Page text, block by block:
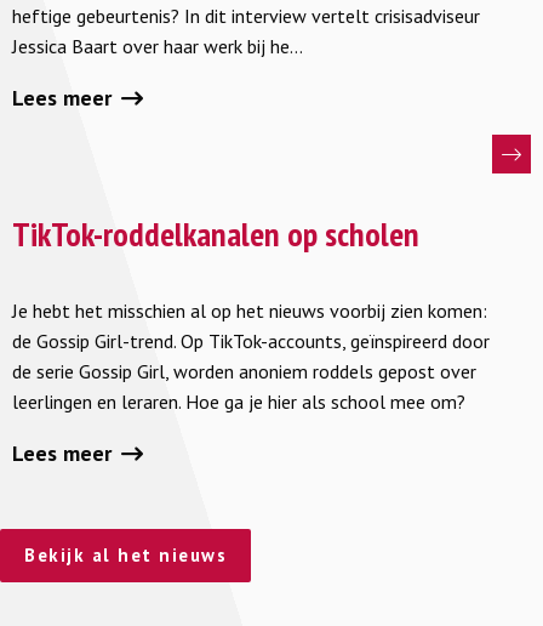
Jessica
Baart
heftige gebeurtenis? In dit interview vertelt crisisadviseur
Jessica Baart over haar werk bij he…
Lees meer
meer
roddelkanalen
scholen
TikTok-roddelkanalen op scholen
Je hebt het misschien al op het nieuws voorbij zien komen:
de Gossip Girl-trend. Op TikTok-accounts, geïnspireerd door
de serie Gossip Girl, worden anoniem roddels gepost over
leerlingen en leraren. Hoe ga je hier als school mee om?
Lees meer
Bekijk al het nieuws